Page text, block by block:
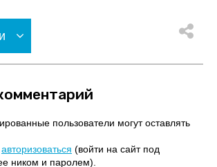
пользователи могут оставлять
авторизоваться (войти на сайт под
ником и паролем).